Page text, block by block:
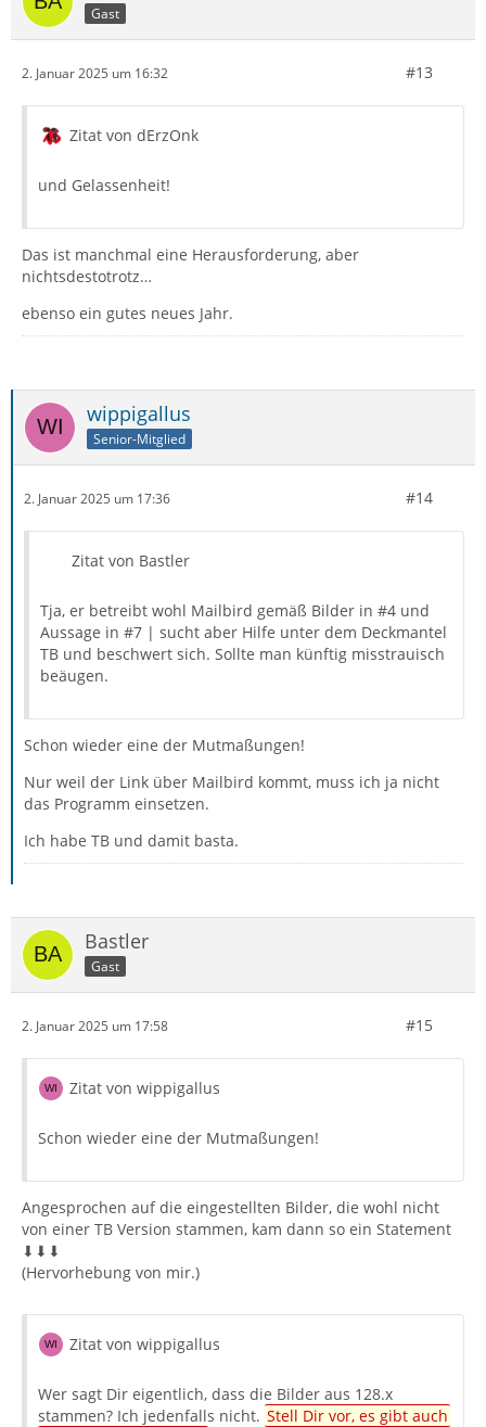
Gast
2. Januar 2025 um 16:32 #13
Zitat von dErzOnk
und Gelassenheit!
Das ist manchmal eine Herausforderung, aber
nichtsdestotrotz…
ebenso ein gutes neues Jahr.
wippigallus
Senior-Mitglied
2. Januar 2025 um 17:36 #14
Zitat von Bastler
Tja, er betreibt wohl Mailbird gemäß Bilder in #4 und
Aussage in #7 | sucht aber Hilfe unter dem Deckmantel
TB und beschwert sich. Sollte man künftig misstrauisch
beäugen.
Schon wieder eine der Mutmaßungen!
Nur weil der Link über Mailbird kommt, muss ich ja nicht
das Programm einsetzen.
Ich habe TB und damit basta.
Bastler
Gast
2. Januar 2025 um 17:58 #15
Zitat von wippigallus
Schon wieder eine der Mutmaßungen!
Angesprochen auf die eingestellten Bilder, die wohl nicht
von einer TB Version stammen, kam dann so ein Statement
⬇⬇⬇
(Hervorhebung von mir.)
Zitat von wippigallus
Wer sagt Dir eigentlich, dass die Bilder aus 128.x
stammen? Ich jedenfalls nicht. Stell Dir vor, es gibt auch